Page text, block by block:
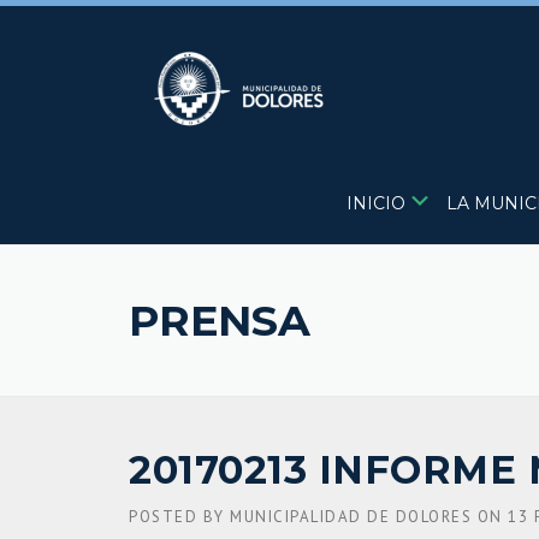
Skip
INICIO LA
PRENSA
20170213
POSTED BY MUNICIPALIDAD DE DOLORES ON 13